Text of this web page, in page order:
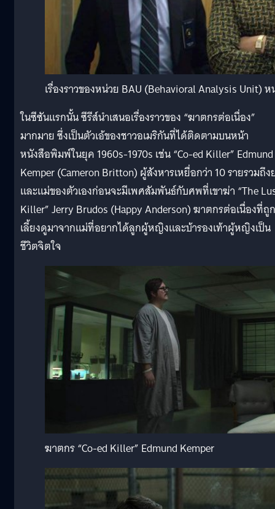
เรื่องราวของหน่วย BAU (Behavioral Analysis Unit)
ในซีซันแรกนั้น ซีรีส์นำเสนอเรื่องราวของ “ฆาตกรต่อเนื่อง”
มากมาย ซึ่งเป็นตัวเอ้ของชาวอเมริกันที่ได้ติดตามบนหน้า
หนังสือพิมพ์ในยุค 1960s-1970s เช่น “Co-ed Killer” Edmund
Kemper (Cameron Britton) ผู้สังหารเหยื่อกว่า 10 รายรวมถึง
และแม่ของตัวเองก่อนจะมีเพศสัมพันธ์กับศพที่เขาฆ่า “The
Killer” Jerry Brudos (Happy Anderson) ฆาตกรต่อเนื่องที่ถูก
เลี้ยงดูมาจากแม่ที่อยากได้ลูกผู้หญิงและบ้ารองเท้าผู้หญิงเป็น
ชีวิตจิตใจ
ฆาตกร “Co-ed Killer” Edmund Kemper